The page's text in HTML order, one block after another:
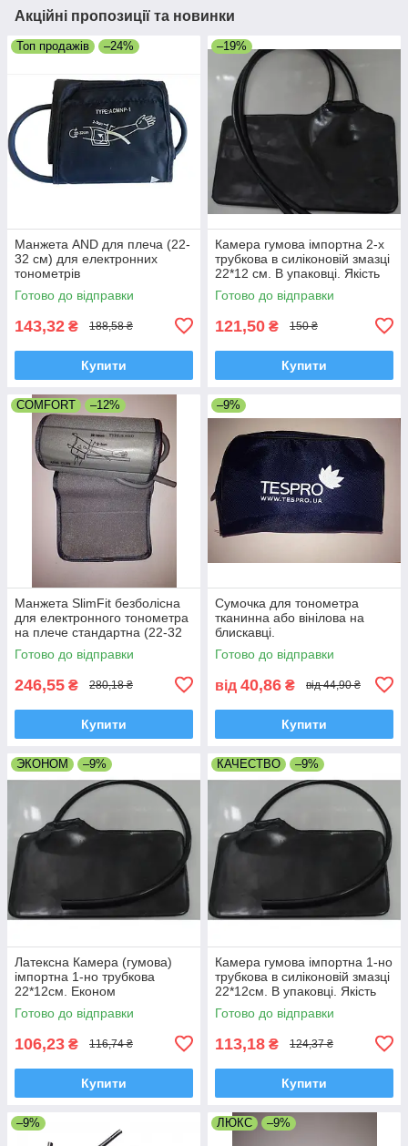
Акційні пропозиції та новинки
Топ продажів –24%
Манжета AND для плеча (22-
32 см) для електронних
тонометрів
Готово до відправки
143,32 ₴ 188,58 ₴
Купити
–19%
Камера гумова імпортна 2-х
трубкова в силіконовій змазці
22*12 см. В упаковці. Якість
Готово до відправки
121,50 ₴ 150 ₴
Купити
COMFORT –12%
Манжета SlimFit безболісна
для електронного тонометра
на плече стандартна (22-32
см) типу OMRON Comfort
Готово до відправки
246,55 ₴ 280,18 ₴
Купити
–9%
Сумочка для тонометра
тканинна або вінілова на
блискавці.
Готово до відправки
від 40,86 ₴ від 44,90 ₴
Купити
ЭКОНОМ –9%
Латексна Камера (гумова)
імпортна 1-но трубкова
22*12см. Економ
Готово до відправки
106,23 ₴ 116,74 ₴
Купити
КАЧЕСТВО –9%
Камера гумова імпортна 1-но
трубкова в силіконовій змазці
22*12см. В упаковці. Якість
Готово до відправки
113,18 ₴ 124,37 ₴
Купити
–9% ЛЮКС –9%